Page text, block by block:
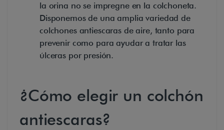
la orina no se impregne en la colchoneta.
Disponemos de una amplia variedad de
colchones antiescaras de aire, tanto para
prevenir como para ayudar a tratar las
úlceras por presión.
¿Cómo elegir un colchón
antiescaras?